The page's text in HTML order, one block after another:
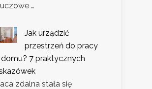
…
Jak urządzić
przestrzeń do pracy
7 praktycznych
zdalna stała się